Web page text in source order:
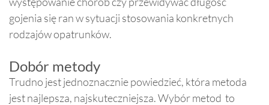
gojenia się ran w sytuacji stosowania konkretnych
rodzajów opatrunków.
Dobór metody
Trudno jest jednoznacznie powiedzieć, która metoda
jest najlepsza, najskuteczniejsza. Wybór metod to